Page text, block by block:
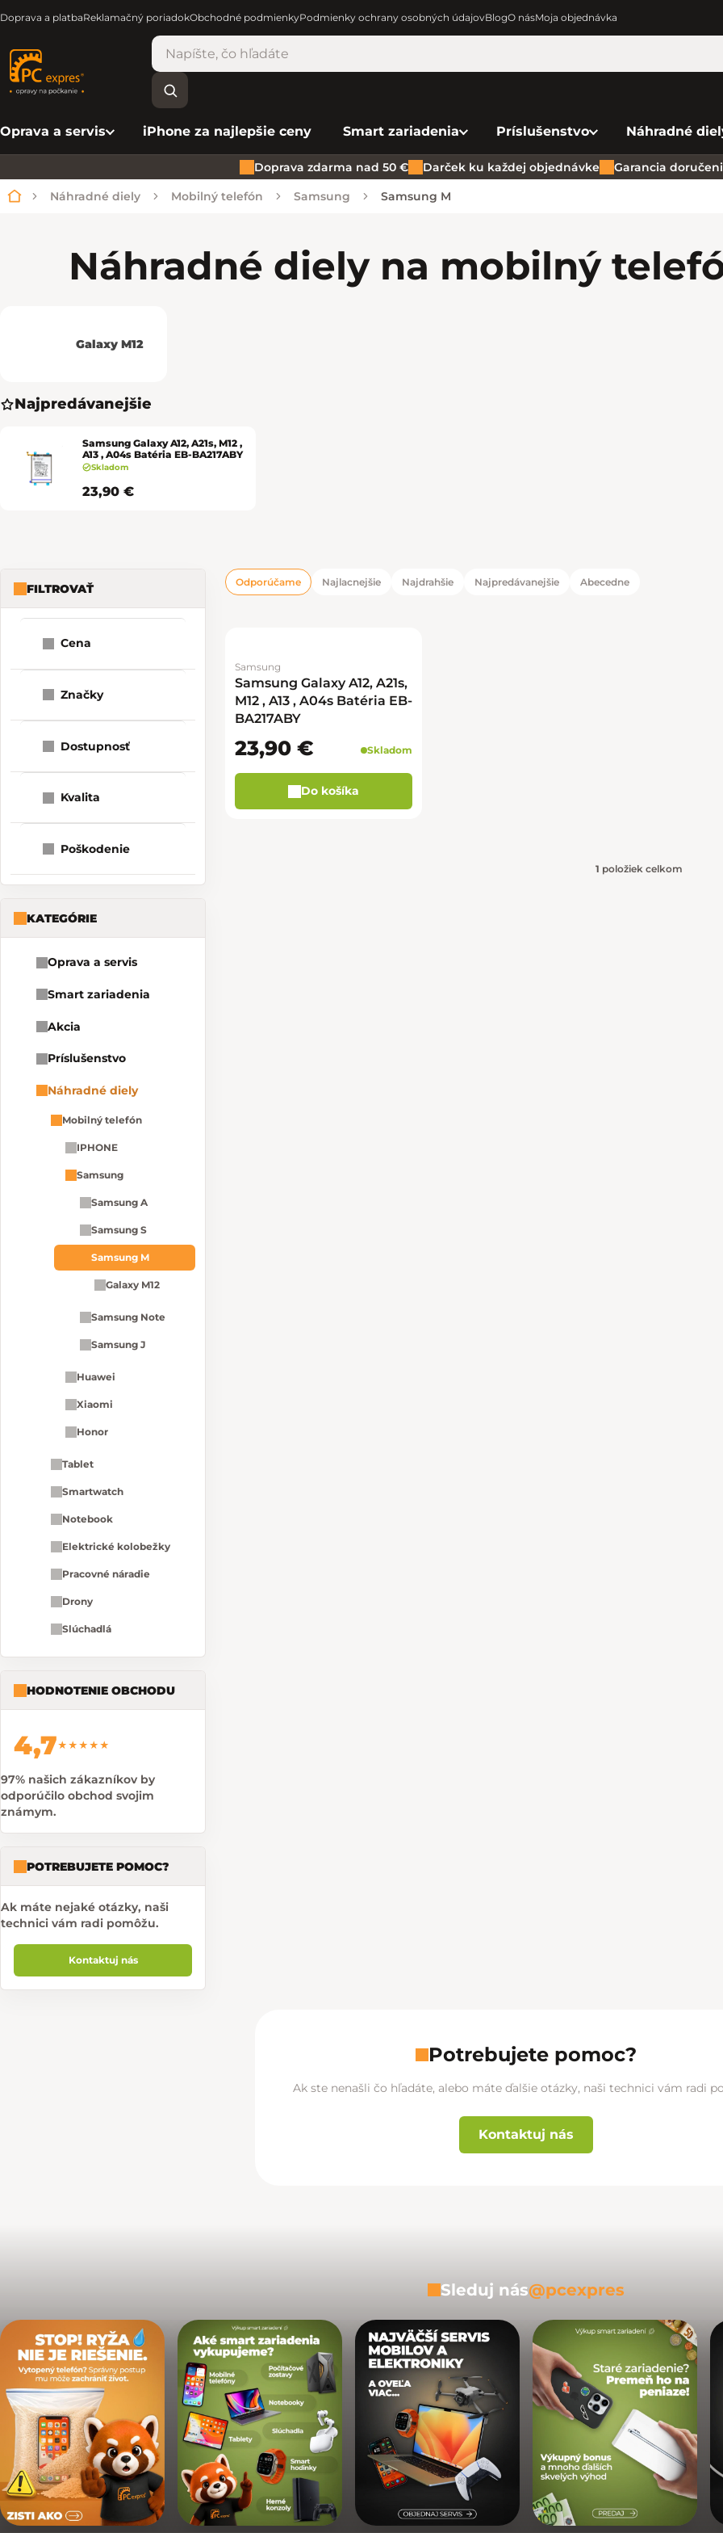
Doprava a platbaReklamačný poriadokObchodné podmienkyPodmienky ochrany osobných údajovBlogO násMoja objednávka
Oprava a servis iPhone za najlepšie ceny Smart zariadenia Príslušenstvo Náhradné
Doprava zdarma nad 50 € Darček ku každej objednávke Garancia
Domov
Náhradné diely Mobilný telefón Samsung Samsung M
Náhradné diely na mobilný
Galaxy M12
Najpredávanejšie
Samsung Galaxy A12, A21s, M12 ,
A13 , A04s Batéria EB-BA217ABY
Skladom
23,90 €
Bočný panel
FILTROVAŤ
Cena
Značky
Dostupnosť
Kvalita
Poškodenie
KATEGÓRIE
Oprava a servis
Smart zariadenia
Akcia
Príslušenstvo
Náhradné diely
Mobilný telefón
IPHONE
Samsung
Samsung A
Samsung S
Samsung M
Galaxy M12
Samsung Note
Samsung J
Huawei
Xiaomi
Honor
Tablet
Smartwatch
Notebook
Elektrické kolobežky
Pracovné náradie
Drony
Slúchadlá
HODNOTENIE OBCHODU
4,7★★★★★
97% našich zákazníkov by
odporúčilo obchod svojim
známym.
POTREBUJETE POMOC?
Ak máte nejaké otázky, naši
technici vám radi pomôžu.
Kontaktuj nás
Radenie produktov
Odporúčame Najlacnejšie Najdrahšie Najpredávanejšie Abecedne
Výpis produktov
Samsung
Samsung Galaxy A12, A21s,
M12 , A13 , A04s Batéria EB-
BA217ABY
23,90 € Skladom
Do košíka
1 položiek celkom
Potrebujete pomoc?
Ak ste nenašli čo hľadáte, alebo máte ďalšie otázky, naši technici vám radi
Kontaktuj nás
Sleduj nás@pcexpres